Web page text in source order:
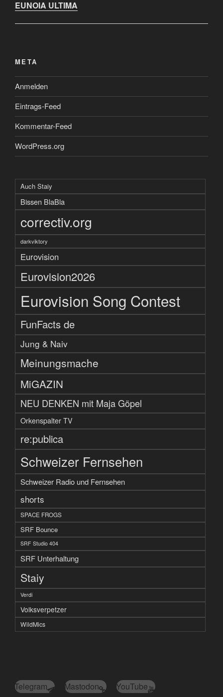
EUNOIA ULTIMA
META
Anmelden
Eintrags-Feed
Kommentar-Feed
WordPress.org
Auch Staiy
Bissen BlaBla
correctiv.org
darkviktory
Eurovision
Eurovision2026
Eurovision Song Contest
FunFacts de
Jung & Naiv
Meinungsmache
MiGAZIN
NEU DENKEN mit Maja Göpel
Orkenspalter TV
re:publica
Schweizer Fernsehen
Schweizer Radio und Fernsehen
shorts
SPACE FROGS
SRF Bounce
SRF Studio 404
SRF Unterhaltung
Staiy
Verdi
Volksverpetzer
WildMics
Telegram Mastodon YouTube